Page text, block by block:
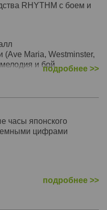
RHYTHM с боем и
(Ave Maria, Westminster,
и бой
подробнее >>
часы японского
цифрами
подробнее >>